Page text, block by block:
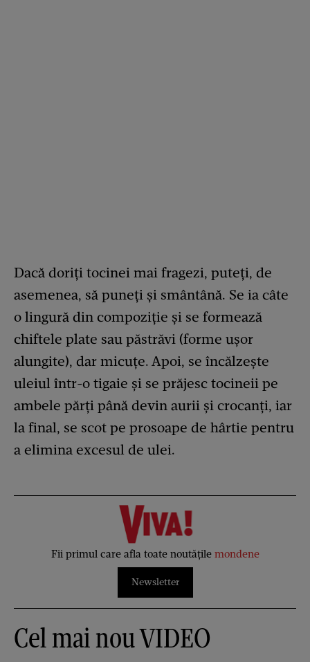
Dacă doriți tocinei mai fragezi, puteți, de
asemenea, să puneți și smântână. Se ia câte
o lingură din compoziție și se formează
chiftele plate sau păstrăvi (forme ușor
alungite), dar micuțe. Apoi, se încălzește
uleiul într-o tigaie și se prăjesc tocineii pe
ambele părți până devin aurii și crocanți, iar
la final, se scot pe prosoape de hârtie pentru
a elimina excesul de ulei.
Fii primul care afla toate noutățile mondene
Newsletter
Cel mai nou VIDEO